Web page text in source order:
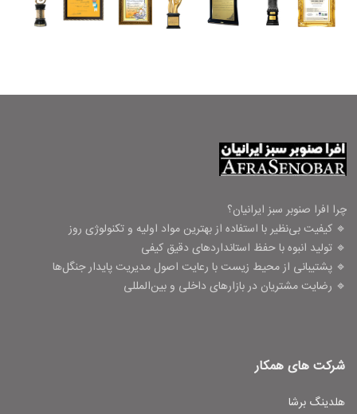
چرا افرا صنوبر سبز ایرانیان؟
🔹 کیفیت بی‌نظیر با استفاده از بهترین مواد اولیه و تکنولوژی روز
🔹 تولید انبوه با حفظ استانداردهای دقیق کیفی
🔹 پشتیبانی از محیط زیست با رعایت اصول مدیریت پایدار جنگل‌ها
🔹 رضایت مشتریان در بازارهای داخلی و بین‌المللی
شرکت های همکار
هلدینگ برشا